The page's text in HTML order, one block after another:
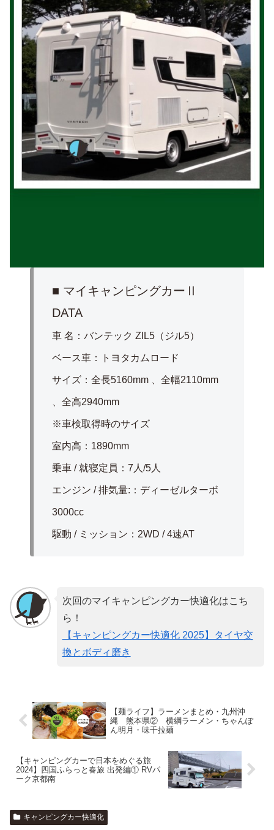
■ マイキャンピングカーⅡ
DATA
車 名：バンテック ZIL5（ジル5）
ベース車：トヨタカムロード
サイズ：全長5160mm 、全幅2110mm
、全高2940mm
※車検取得時のサイズ
室内高：1890mm
乗車 / 就寝定員：7人/5人
エンジン / 排気量:：ディーゼルターボ
3000cc
駆動 / ミッション：2WD / 4速AT
次回のマイキャンピングカー快適化はこち
ら！
【キャンピングカー快適化 2025】タイヤ交
換とボディ磨き
【麺ライフ】ラーメンまとめ・九州沖
縄 熊本県② 横綱ラーメン・ちゃんぽ
ん明月・味千拉麺
【キャンピングカーで日本をめぐる旅
2024】四国ふらっと春旅 出発編① RVパ
ーク京都南
キャンピングカー快適化